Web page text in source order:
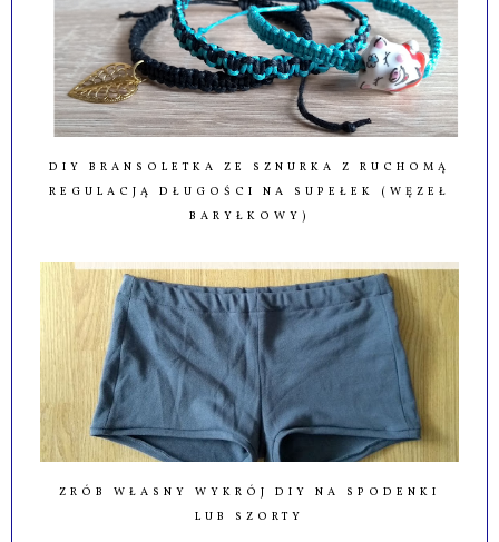
DIY BRANSOLETKA ZE SZNURKA Z RUCHOMĄ
REGULACJĄ DŁUGOŚCI NA SUPEŁEK (WĘZEŁ
BARYŁKOWY)
ZRÓB WŁASNY WYKRÓJ DIY NA SPODENKI
LUB SZORTY